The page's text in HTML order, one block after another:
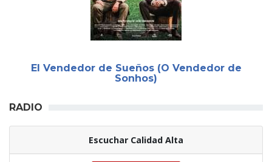
El Vendedor de Sueños (O Vendedor de
Sonhos)
RADIO
Escuchar Calidad Alta